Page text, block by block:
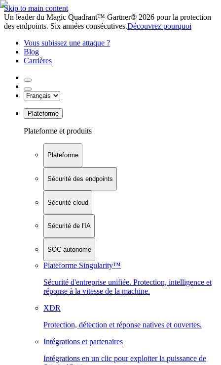
Skip to main content
Un leader du Magic Quadrant™ Gartner® 2026 pour la protection
des endpoints. Six années consécutives.Découvrez pourquoi
Vous subissez une attaque ?
Blog
Carrières
Plateforme
Plateforme et produits
Plateforme
Sécurité des endpoints
Sécurité cloud
Sécurité de l'IA
SOC autonome
Plateforme Singularity™
Sécurité d'entreprise unifiée. Protection, intelligence et
réponse à la vitesse de la machine.
XDR
Protection, détection et réponse natives et ouvertes.
Intégrations et partenaires
Intégrations en un clic pour exploiter la puissance de